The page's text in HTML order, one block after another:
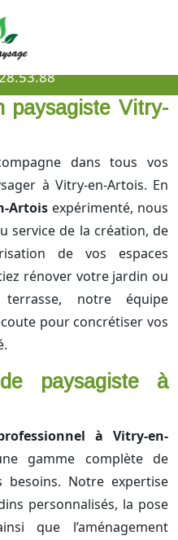
paysagiste Vitry-
dans tous vos
à Vitry-en-Artois. En
Artois expérimenté, nous
service de la création, de
de vos espaces
rénover votre jardin ou
notre équipe
pour concrétiser vos
paysagiste à
à Vitry-en-
gamme complète de
besoins. Notre expertise
personnalisés, la pose
que l’aménagement